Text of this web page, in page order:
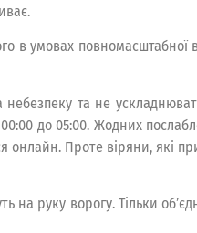
в умовах
та не
до 05:00. Жодних
онлайн. Проте віряни, які
на руку ворогу. Тільки